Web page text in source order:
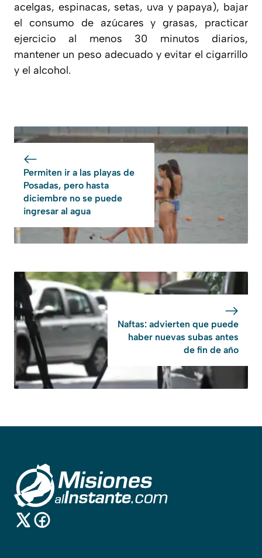
acelgas, espinacas, setas, uva y papaya), bajar
el consumo de azúcares y grasas, practicar
ejercicio al menos 30 minutos diarios,
mantener un peso adecuado y evitar el cigarrillo
y el alcohol.
Permiten ir a las playas de
Posadas, pero hasta
diciembre no se puede
ingresar al agua
Naftas: advierten que puede
haber nuevas subas antes
de fin de año